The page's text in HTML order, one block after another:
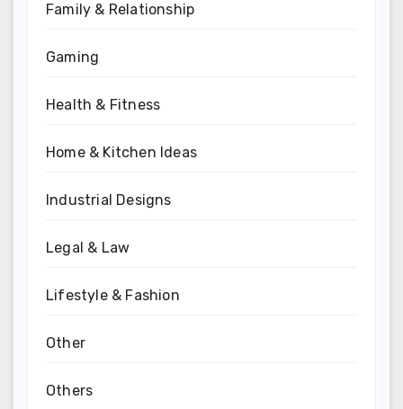
Family & Relationship
Gaming
Health & Fitness
Home & Kitchen Ideas
Industrial Designs
Legal & Law
Lifestyle & Fashion
Other
Others